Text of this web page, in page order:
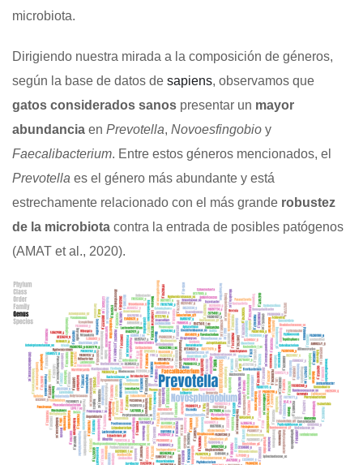
microbiota.
Dirigiendo nuestra mirada a la composición de géneros,
según la base de datos de sapiens, observamos que
gatos considerados sanos presentar un mayor
abundancia en Prevotella, Novoesfingobio y
Faecalibacterium. Entre estos géneros mencionados, el
Prevotella es el género más abundante y está
estrechamente relacionado con el más grande robustez
de la microbiota contra la entrada de posibles patógenos
(AMAT et al., 2020).